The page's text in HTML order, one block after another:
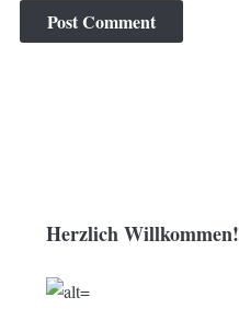
Herzlich Willkommen!